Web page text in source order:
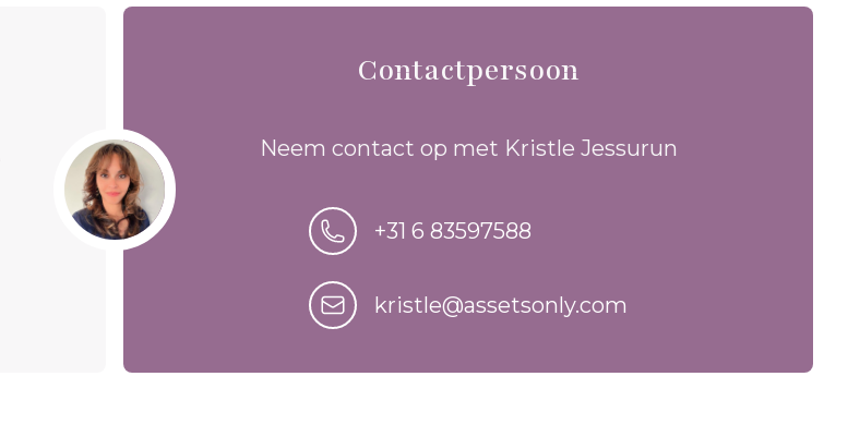
Contactpersoon
Neem contact op met Kristle Jessurun
+31 6 83597588
kristle@assetsonly.com